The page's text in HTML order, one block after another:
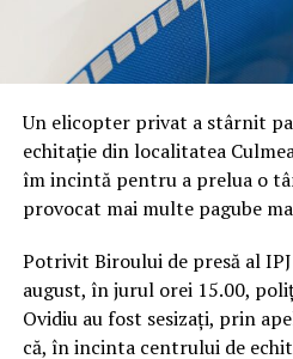
Un elicopter privat a stârnit
echitație din localitatea
îm incintă pentru a prelua o
provocat mai multe pagube
Potrivit Biroului de presă al
august, în jurul orei 15.00,
Ovidiu au fost sesizați, prin
că, în incinta centrului de